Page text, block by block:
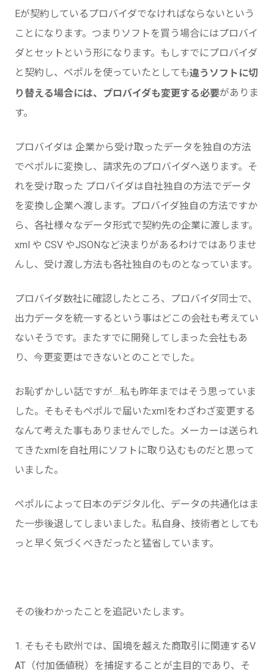
Eが契約しているプロバイダでなければならないという
ことになります。つまりソフトを買う場合にはプロバイ
ダとセットという形になります。もしすでにプロバイダ
と契約し、ペポルを使っていたとしても違うソフトに切
り替える場合には、プロバイダも変更する必要がありま
す。
プロバイダは 企業から受け取ったデータを独自の方法
でペポルに変換し、請求先のプロバイダへ送ります。そ
れを受け取った プロバイダは自社独自の方法でデータ
を変換し企業へ渡します。プロバイダ独自の方法ですか
ら、各社様々なデータ形式で契約先の企業に渡します。
xml や CSV やJSONなど決まりがあるわけではありませ
んし、受け渡し方法も各社独自のものとなっています。
プロバイダ数社に確認したところ、プロバイダ同士で、
出力データを統一するという事はどこの会社も考えてい
ないそうです。またすでに開発してしまった会社もあ
り、今更変更はできないとのことでした。
お恥ずかしい話ですが....私も昨年まではそう思っていま
した。そもそもペポルで届いたxmlをわざわざ変更する
なんて考えた事もありませんでした。メーカーは送られ
てきたxmlを自社用にソフトに取り込むものだと思って
いました。
ペポルによって日本のデジタル化、データの共通化はま
た一歩後退してしまいました。私自身、技術者としても
っと早く気づくべきだったと猛省しています。
その後わかったことを追記いたします。
1. そもそも欧州では、国境を越えた商取引に関連するV
AT（付加価値税）を捕捉することが主目的であり、そ